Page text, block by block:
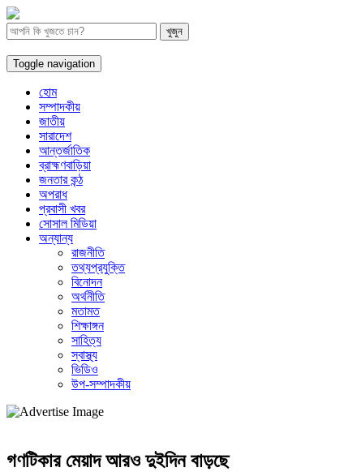
Toggle navigation
হোম
সম্পাদকীয়
জাতীয়
সারাদেশ
আন্তর্জাতিক
ব্রাহ্মণবাড়িয়া
জনতার কন্ঠ
অপরাধ
প্রবাসী খবর
সোসাল মিডিয়া
অন্যান্য
রাজনীতি
তথ্যপ্রযুক্তি
বিনোদন
অর্থনীতি
মতামত
শিক্ষাঙ্গন
সাহিত্য
স্বাস্থ্য
ভিডিও
উপ-সম্পাদকীয়
গণটিকার মেয়াদ আরও দুইদিন বাড়ছে